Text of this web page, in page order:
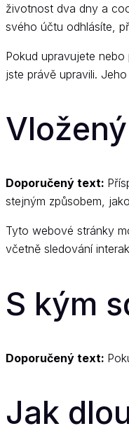
životnost dva dny a
svého účtu odhlásíte,
Pokud upravujete
jste právě upravili.
Doporučený text:
stejným způsobem,
Tyto webové stránky
včetně sledování
S kým
Doporučený text:
Jak